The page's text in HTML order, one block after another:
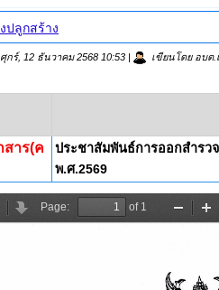
ปลูกสร้าง
กร์, 12 ธันวาคม 2568 10:53 | เขียนโดย อบต.
สาร(ค
ประชาสัมพันธ์การออกสำรว
พ.ศ.2569